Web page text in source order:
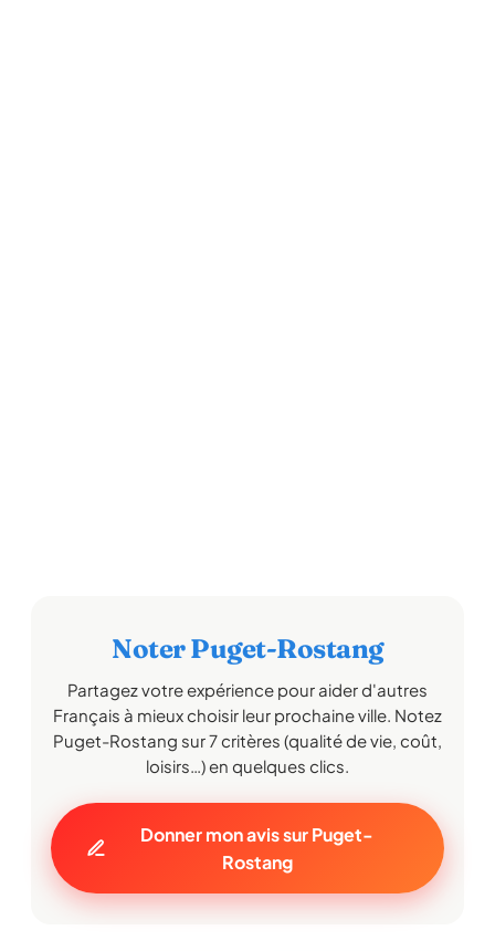
Noter Puget-Rostang
Partagez votre expérience pour aider d'autres
Français à mieux choisir leur prochaine ville. Notez
Puget-Rostang sur 7 critères (qualité de vie, coût,
loisirs…) en quelques clics.
Donner mon avis sur Puget-
Rostang